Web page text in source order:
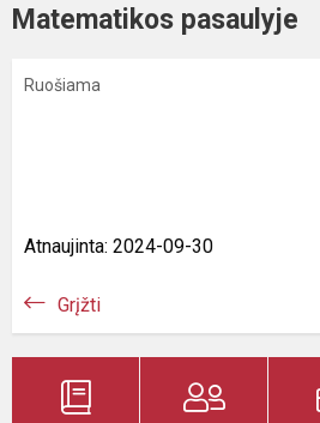
Matematikos pasaulyje
Ruošiama
Atnaujinta: 2024-09-30
Grįžti